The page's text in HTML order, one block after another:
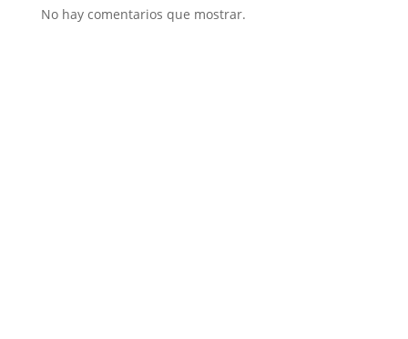
No hay comentarios que mostrar.